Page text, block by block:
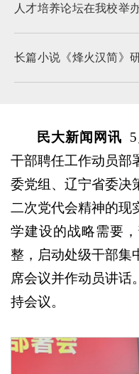
人才培养论坛在我校举
长篇小说《烽火汉简》
民大新闻网讯
干部聘任工作动员部
委党组、辽宁省委决
二次党代会精神的现
学建设的战略需要
整，启动处级干部集
席会议并作动员讲话
持会议。